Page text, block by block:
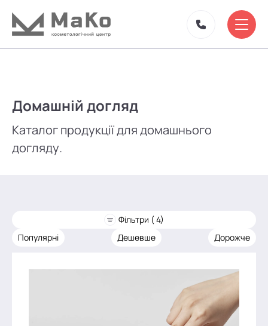
Домашній догляд
Каталог продукції для домашнього
догляду.
Фільтри ( 4)
Популярні
Дешевше Дорожче